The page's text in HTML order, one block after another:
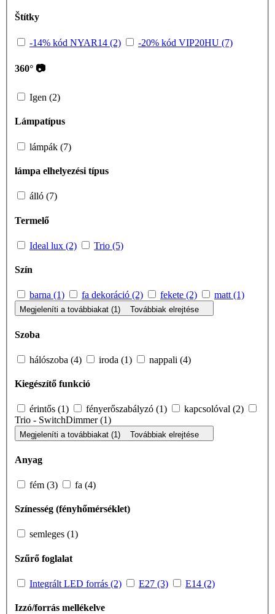
Štítky
-14% kód NYAR14 (2) -20% kód VIP20HU (7)
360° 📷
Igen (2)
Lámpatípus
lámpák (7)
lámpa elhelyezési típus
álló (7)
Termelő
Ideal lux (2) Trio (5)
Szín
barna (1) fa dekoráció (2) fekete (2) matt (1)
Megjeleníti a továbbiakat (1) Továbbiak elrejtése
Szoba
hálószoba (4) iroda (1) nappali (4)
Kiegészítő funkció
érintős (1) fényerőszabályzó (1)
kapcsolóval (2)
Trio - SwitchDimmer (1)
Megjeleníti a továbbiakat (1) Továbbiak elrejtése
Anyag
fém (3) fa (4)
Színesség (fényhőmérséklet)
semleges (1)
Szűrő foglalat
Integrált LED forrás (2) E27 (3) E14 (2)
Izzó/forrás mellékelve